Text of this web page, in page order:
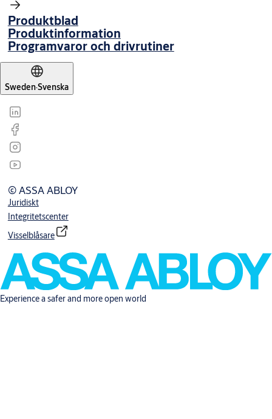
Produktblad
Produktinformation
Programvaror och drivrutiner
Sweden·Svenska
© ASSA ABLOY
Juridiskt
Integritetscenter
Visselblåsare
Experience a safer and more open world